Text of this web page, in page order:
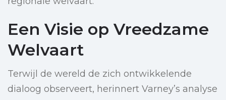
Een Visie op Vreedzame
Welvaart
Terwijl de wereld de zich ontwikkelende
dialoog observeert, herinnert Varney’s analyse